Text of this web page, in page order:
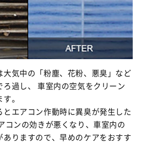
大気中の「粉塵、花粉、悪臭」など
ろ過し、 車室内の空気をクリーン
。
とエアコン作動時に異臭が発生した
コンの効きが悪くなり、車室内の
ありますので、早めのケアをおすす